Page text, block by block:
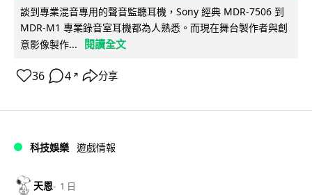
談到專業混音專用的聲音監聽耳機，Sony 經典 MDR-7506 到
MDR-M1 專業錄音室耳機都為人熟悉。而現在舞台製作者與創
意影像製作...
閱讀全文
36 4 ↗ 分享
科技娛樂 遊戲情報
天恩 1 日